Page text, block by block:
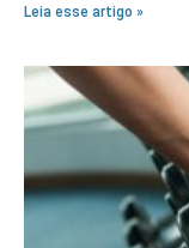
Leia esse artigo »